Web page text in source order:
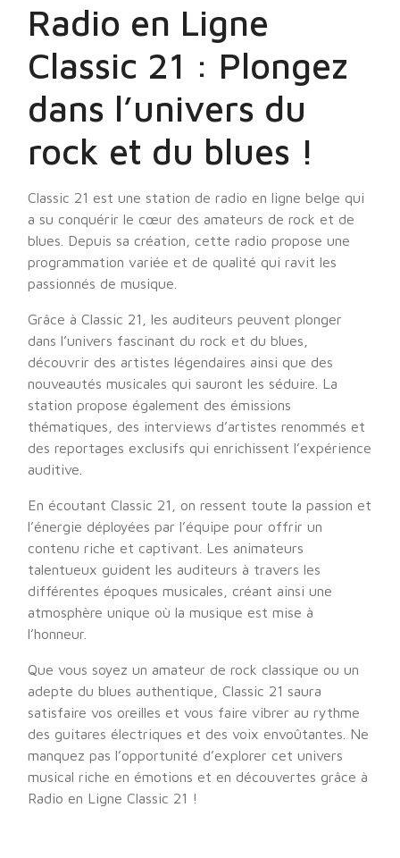
Radio en Ligne
Classic 21 : Plongez
dans l’univers du
rock et du blues !
Classic 21 est une station de radio en ligne belge qui
a su conquérir le cœur des amateurs de rock et de
blues. Depuis sa création, cette radio propose une
programmation variée et de qualité qui ravit les
passionnés de musique.
Grâce à Classic 21, les auditeurs peuvent plonger
dans l’univers fascinant du rock et du blues,
découvrir des artistes légendaires ainsi que des
nouveautés musicales qui sauront les séduire. La
station propose également des émissions
thématiques, des interviews d’artistes renommés et
des reportages exclusifs qui enrichissent l’expérience
auditive.
En écoutant Classic 21, on ressent toute la passion et
l’énergie déployées par l’équipe pour offrir un
contenu riche et captivant. Les animateurs
talentueux guident les auditeurs à travers les
différentes époques musicales, créant ainsi une
atmosphère unique où la musique est mise à
l’honneur.
Que vous soyez un amateur de rock classique ou un
adepte du blues authentique, Classic 21 saura
satisfaire vos oreilles et vous faire vibrer au rythme
des guitares électriques et des voix envoûtantes. Ne
manquez pas l’opportunité d’explorer cet univers
musical riche en émotions et en découvertes grâce à
Radio en Ligne Classic 21 !